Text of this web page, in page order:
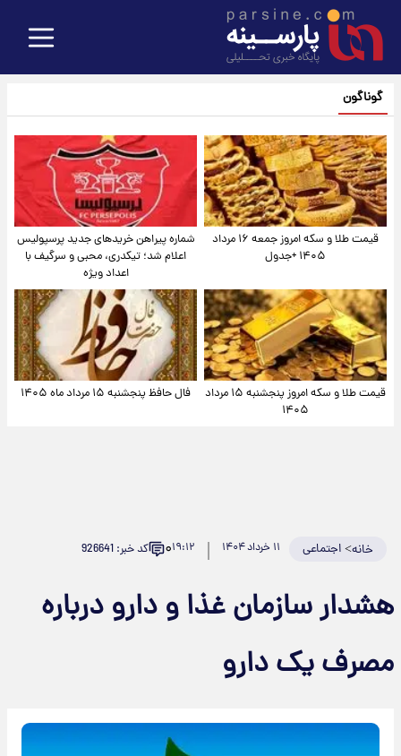
گوناگون
قیمت طلا و سکه امروز جمعه ۱۶ مرداد
۱۴۰۵ +جدول
شماره پیراهن خریدهای جدید پرسپولیس
اعلام شد؛ تیکدری، محبی و سرگیف با
اعداد ویژه
قیمت طلا و سکه امروز پنجشنبه ۱۵ مرداد
۱۴۰۵
فال حافظ پنجشنبه ۱۵ مرداد ماه ۱۴۰۵
خانه>اجتماعی ۱۱ خرداد ۱۴۰۴ ۱۹:۱۲۰ کد خبر: 926641
هشدار سازمان غذا و دارو درباره
مصرف یک دارو